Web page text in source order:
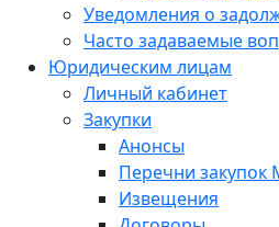
Уведомления о
Часто задаваемые
Юридическим лицам
Личный кабинет
Закупки
Анонсы
Перечни закупок
Извещения